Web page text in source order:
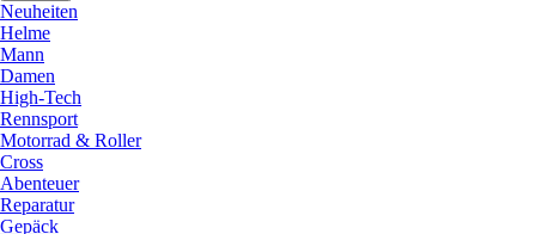
Neuheiten
Helme
Mann
Damen
High-Tech
Rennsport
Motorrad & Roller
Cross
Abenteuer
Reparatur
Gepäck